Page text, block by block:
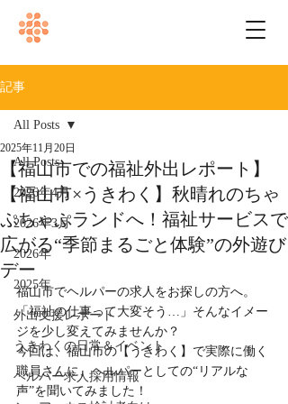
記事
All Posts
2026年4月
2026年3月
2026年
2025年
外出支援レポート
うきわくの日常＆イベント
ヘルパー求人採用情報
All Posts
【福山市での福祉外出レポート】
【福山市×うきわく】秋晴れのちゃ
ぷちゃぷランドへ！福祉サービスで
広がる“季節まるごと体験”の外遊び
デー
2025年11月20日
福山市でヘルパーの求人をお探しの方へ。
「福祉の仕事って大変そう…」そんなイメー
ジを少し変えてみませんか？
今回は、福山市の【うきわく】で実際に働く
職員さんに、ヘルパーとしての“リアルな
声”を聞いてみました！